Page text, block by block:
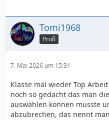
Tomi1968
Profi
7. Mai 2026 um 15:31
Klasse mal wieder Top
noch so gedacht das man
auswählen können müsste
abzubrechen, das nennt